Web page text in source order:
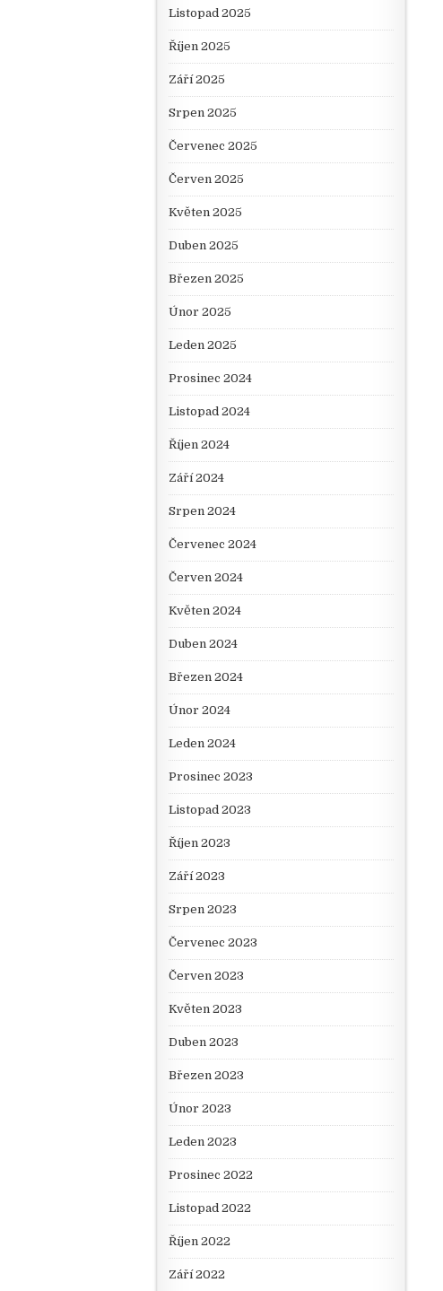
Listopad 2025
Říjen 2025
Září 2025
Srpen 2025
Červenec 2025
Červen 2025
Květen 2025
Duben 2025
Březen 2025
Únor 2025
Leden 2025
Prosinec 2024
Listopad 2024
Říjen 2024
Září 2024
Srpen 2024
Červenec 2024
Červen 2024
Květen 2024
Duben 2024
Březen 2024
Únor 2024
Leden 2024
Prosinec 2023
Listopad 2023
Říjen 2023
Září 2023
Srpen 2023
Červenec 2023
Červen 2023
Květen 2023
Duben 2023
Březen 2023
Únor 2023
Leden 2023
Prosinec 2022
Listopad 2022
Říjen 2022
Září 2022